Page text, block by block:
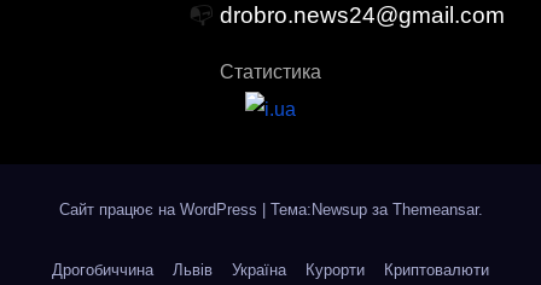
📭 drobro.news24@gmail.com
Статистика
Сайт працює на WordPress | Тема:Newsup за Themeansar.
Дрогобиччина Львів Україна Курорти Криптовалюти